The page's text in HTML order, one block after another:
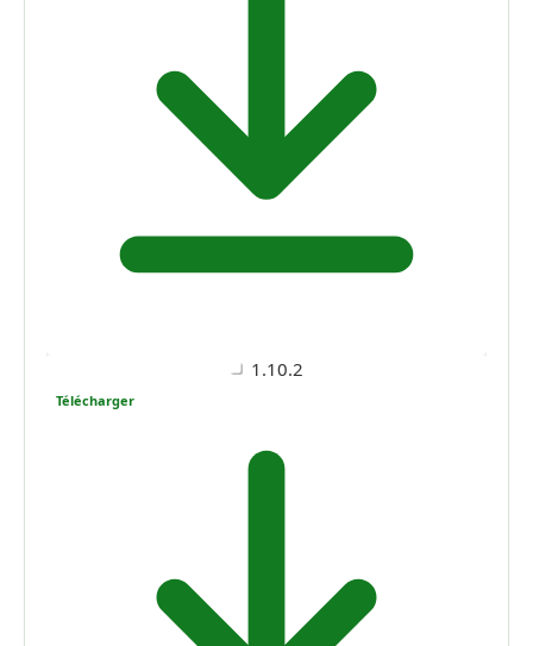
1.10.2
Télécharger